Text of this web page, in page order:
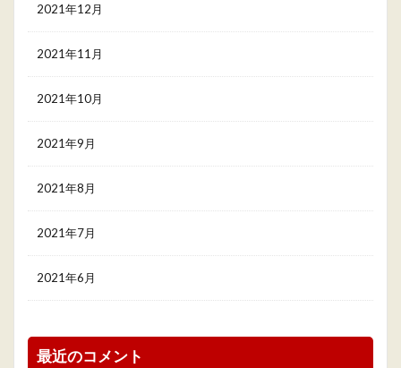
2021年12月
2021年11月
2021年10月
2021年9月
2021年8月
2021年7月
2021年6月
最近のコメント